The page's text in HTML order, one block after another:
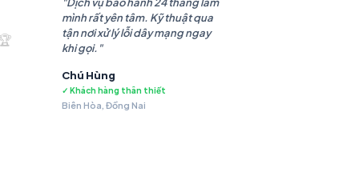
₫.
mình rất yên tâm. Kỹ thuật qua
tận nơi xử lý lỗi dây mạng ngay
khi gọi."
Chú Hùng
✓ Khách hàng thân thiết
Biên Hòa, Đồng Nai